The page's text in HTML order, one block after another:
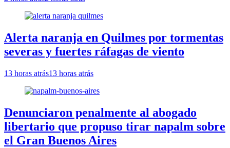
Alerta naranja en Quilmes por tormentas
severas y fuertes ráfagas de viento
13 horas atrás13 horas atrás
Denunciaron penalmente al abogado
libertario que propuso tirar napalm sobre
el Gran Buenos Aires